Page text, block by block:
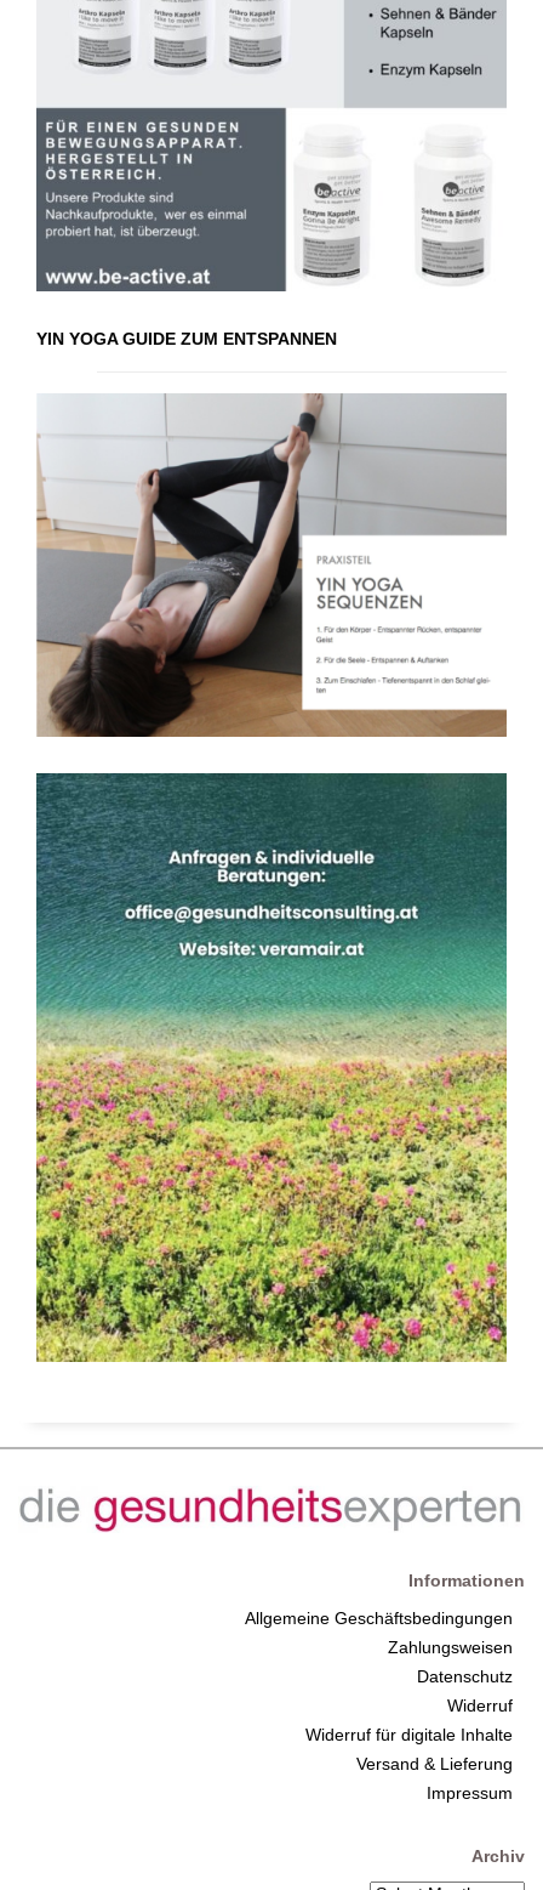
YIN YOGA GUIDE ZUM ENTSPANNEN
Informationen
Allgemeine Geschäftsbedingungen
Zahlungsweisen
Datenschutz
Widerruf
Widerruf für digitale Inhalte
Versand & Lieferung
Impressum
Archiv